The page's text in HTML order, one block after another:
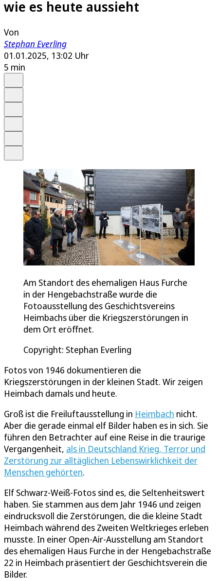
wie es heute aussieht
Von
Stephan Everling
01.01.2025, 13:02 Uhr
5 min
Am Standort des ehemaligen Haus Furche
in der Hengebachstraße wurde die
Fotoausstellung des Geschichtsvereins
Heimbachs über die Kriegszerstörungen in
dem Ort eröffnet.
Copyright: Stephan Everling
Fotos von 1946 dokumentieren die
Kriegszerstörungen in der kleinen Stadt. Wir zeigen
Heimbach damals und heute.
Groß ist die Freiluftausstellung in Heimbach nicht.
Aber die gerade einmal elf Bilder haben es in sich. Sie
führen den Betrachter auf eine Reise in die traurige
Vergangenheit, als in Deutschland Krieg, Terror und
Zerstörung zur alltäglichen Lebenswirklichkeit der
Menschen gehörten.
Elf Schwarz-Weiß-Fotos sind es, die Seltenheitswert
haben. Sie stammen aus dem Jahr 1946 und zeigen
eindrucksvoll die Zerstörungen, die die kleine Stadt
Heimbach während des Zweiten Weltkrieges erleben
musste. In einer Open-Air-Ausstellung am Standort
des ehemaligen Haus Furche in der Hengebachstraße
22 in Heimbach präsentiert der Geschichtsverein die
Bilder.